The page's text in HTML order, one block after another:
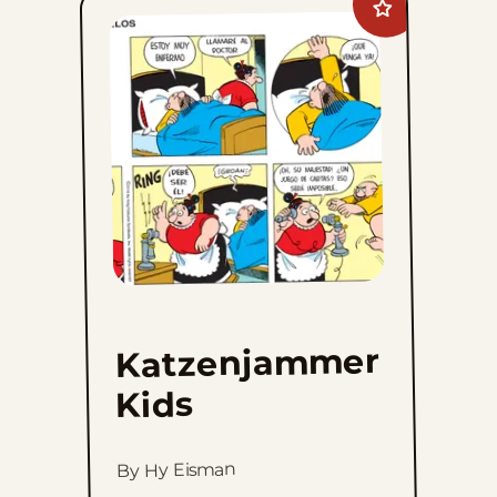
Add
Katzenjammer
Kids
favorites
Katzenjammer
Kids
By Hy Eisman